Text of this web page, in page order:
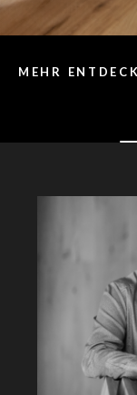
MEHR